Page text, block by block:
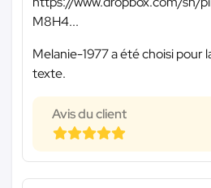
M8H4...
Melanie-1977 a été choisi pour
texte.
Avis du client